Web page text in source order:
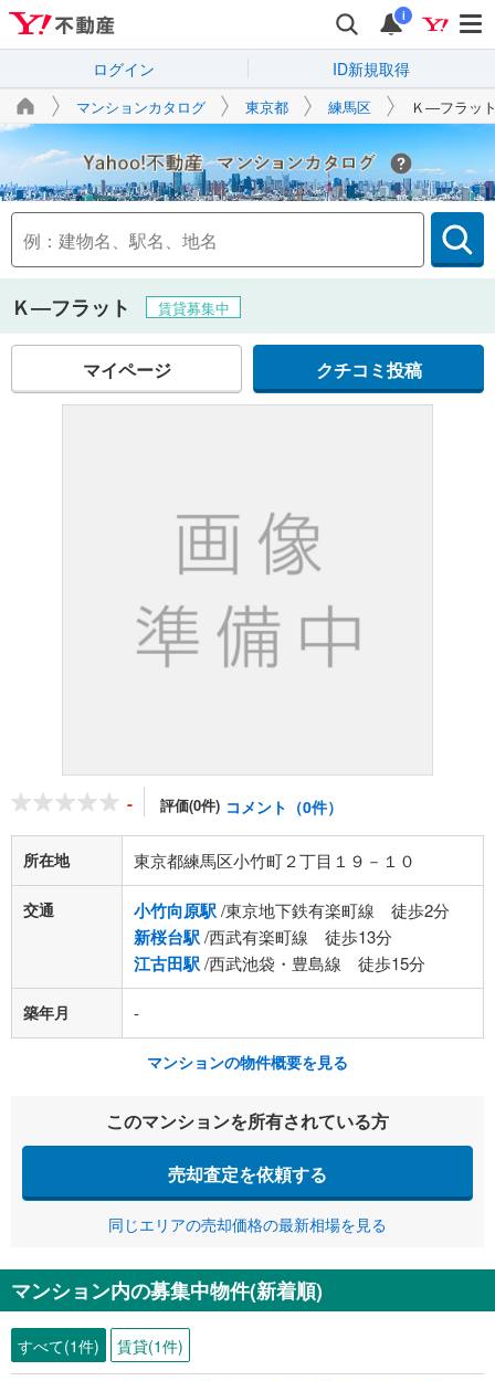
i
ログイン ID新規取得
マンションカタログ 東京都 練馬区 Ｋ―フラッ
Yahoo!不動産
Ｋ―フラット 賃貸募集中
マイページ クチコミ投稿
- 評価(0件) コメント（0件）
所在地 東京都練馬区小竹町２丁目１９－１０
交通 小竹向原駅/東京地下鉄有楽町線 徒歩2分
新桜台駅/西武有楽町線 徒歩13分
江古田駅/西武池袋・豊島線 徒歩15分
築年月 -
マンションの物件概要を見る
このマンションを所有されている方
売却査定を依頼する
同じエリアの売却価格の最新相場を見る
マンション内の募集中物件(新着順)
すべて(1件) 賃貸(1件)